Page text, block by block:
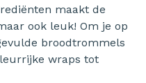
maakt de
ook leuk! Om je op
broodtrommels
wraps tot